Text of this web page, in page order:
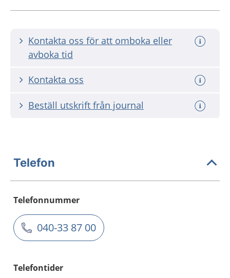
Kontakta oss för att omboka eller
avboka tid
Kontakta oss
Beställ utskrift från journal
Telefon
Telefonnummer
040-33 87 00
Telefontider